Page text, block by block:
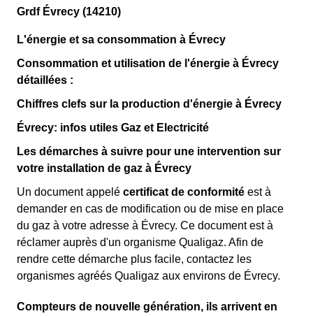
Grdf Évrecy (14210)
L'énergie et sa consommation à Évrecy
Consommation et utilisation de l'énergie à Évrecy
détaillées :
Chiffres clefs sur la production d'énergie à Évrecy
Évrecy: infos utiles Gaz et Electricité
Les démarches à suivre pour une intervention sur
votre installation de gaz à Évrecy
Un document appelé certificat de conformité est à
demander en cas de modification ou de mise en place
du gaz à votre adresse à Évrecy. Ce document est à
réclamer auprès d'un organisme Qualigaz. Afin de
rendre cette démarche plus facile, contactez les
organismes agréés Qualigaz aux environs de Évrecy.
Compteurs de nouvelle génération, ils arrivent en